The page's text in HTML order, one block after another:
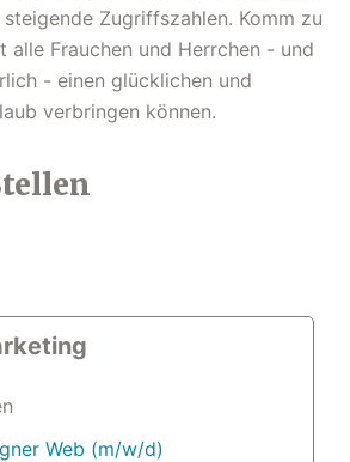
Zugriffszahlen. Komm zu
alle Frauchen und Herrchen - und
- einen glücklichen und
verbringen können.
Web (m/w/d)